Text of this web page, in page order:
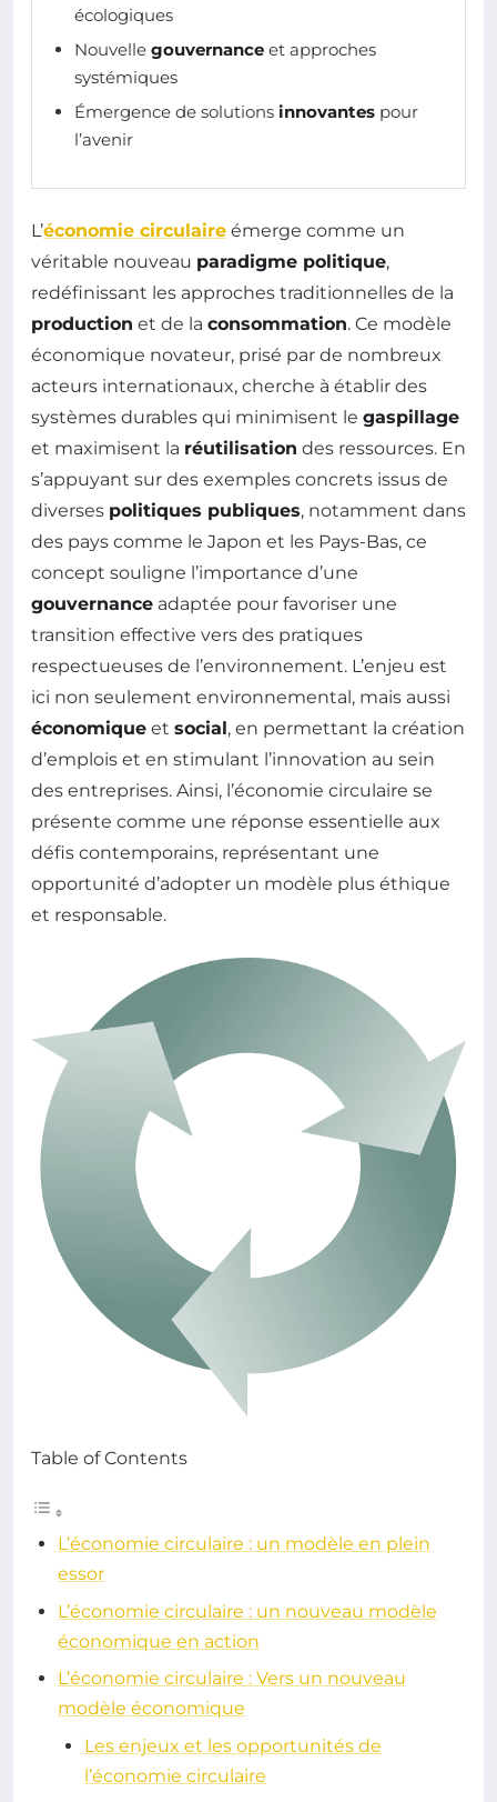
écologiques
Nouvelle gouvernance et approches
systémiques
Émergence de solutions innovantes pour
l’avenir
L’économie circulaire émerge comme un
véritable nouveau paradigme politique,
redéfinissant les approches traditionnelles de la
production et de la consommation. Ce modèle
économique novateur, prisé par de nombreux
acteurs internationaux, cherche à établir des
systèmes durables qui minimisent le gaspillage
et maximisent la réutilisation des ressources. En
s’appuyant sur des exemples concrets issus de
diverses politiques publiques, notamment dans
des pays comme le Japon et les Pays-Bas, ce
concept souligne l’importance d’une
gouvernance adaptée pour favoriser une
transition effective vers des pratiques
respectueuses de l’environnement. L’enjeu est
ici non seulement environnemental, mais aussi
économique et social, en permettant la création
d’emplois et en stimulant l’innovation au sein
des entreprises. Ainsi, l’économie circulaire se
présente comme une réponse essentielle aux
défis contemporains, représentant une
opportunité d’adopter un modèle plus éthique
et responsable.
Table of Contents
L’économie circulaire : un modèle en plein
essor
L’économie circulaire : un nouveau modèle
économique en action
L’économie circulaire : Vers un nouveau
modèle économique
Les enjeux et les opportunités de
l’économie circulaire